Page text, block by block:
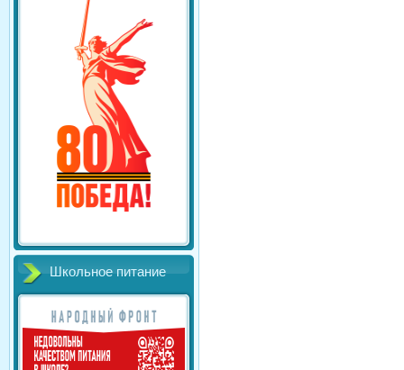
Школьное питание